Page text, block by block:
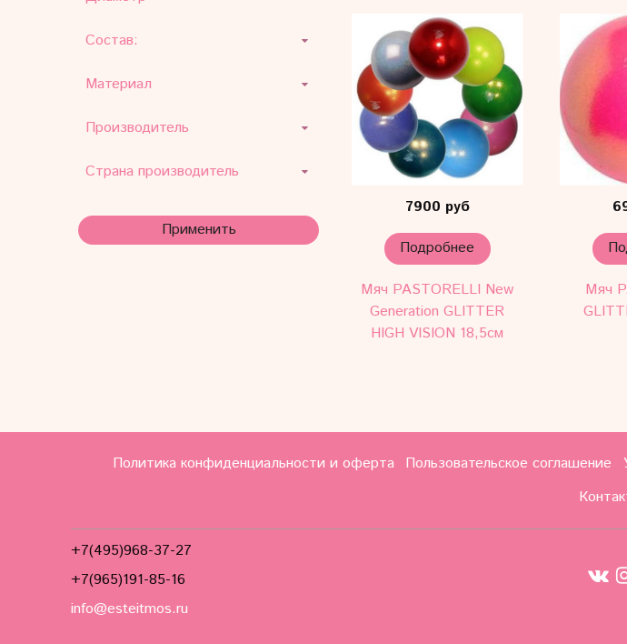
7900 руб
Подробнее
Мяч PASTORELLI New
Generation GLITTER
HIGH VISION 18,5см
Мяч
Состав:
Материал
Производитель
Страна производитель
Применить
Политика конфиденциальности и оферта Пользовательское соглашение
+7(495)968-37-27
+7(965)191-85-16
info@esteitmos.ru